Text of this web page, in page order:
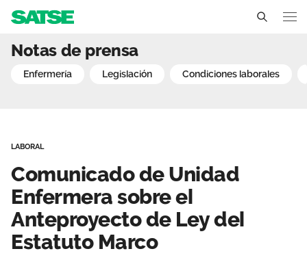
Delegados Sindicales
Estructura organizativa
Transparencia
Secciones sindicales
Servicios
Actualidad
Temas
Sedes
Contáctanos
Comunicado de Unidad
Notas de prensa
enfermería legislación condiciones laborales
LABORAL
Comunicado de Unidad
Enfermera sobre el
Anteproyecto de Ley del
Estatuto Marco